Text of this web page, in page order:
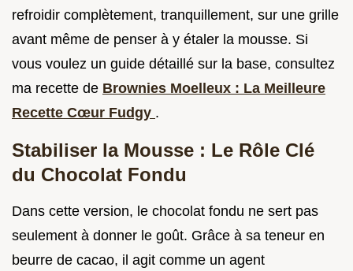
refroidir complètement, tranquillement, sur une grille
avant même de penser à y étaler la mousse. Si
vous voulez un guide détaillé sur la base, consultez
ma recette de Brownies Moelleux : La Meilleure
Recette Cœur Fudgy .
Stabiliser la Mousse : Le Rôle Clé
du Chocolat Fondu
Dans cette version, le chocolat fondu ne sert pas
seulement à donner le goût. Grâce à sa teneur en
beurre de cacao, il agit comme un agent